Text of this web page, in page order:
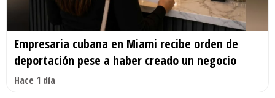
Empresaria cubana en Miami recibe orden de
deportación pese a haber creado un negocio
Hace 1 día